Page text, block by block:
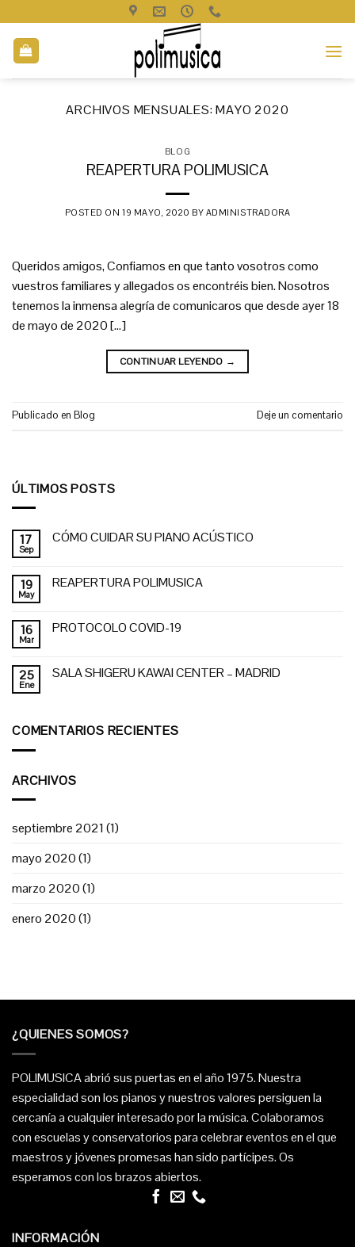
contenido
ARCHIVOS MENSUALES:MAYO 2020
BLOG
REAPERTURA POLIMUSICA
POSTED ON19 MAYO, 2020 BY ADMINISTRADORA
Queridos amigos, Confiamos en que tanto vosotros como
vuestros familiares y allegados os encontréis bien. Nosotros
tenemos la inmensa alegría de comunicaros que desde ayer 18
de mayo de 2020 […]
CONTINUAR LEYENDO →
Publicado en Blog Deje un comentario
ÚLTIMOS POSTS
17
Sep
CÓMO CUIDAR SU PIANO ACÚSTICO
19
May
REAPERTURA POLIMUSICA
16
Mar
PROTOCOLO COVID-19
25
Ene
SALA SHIGERU KAWAI CENTER – MADRID
COMENTARIOS RECIENTES
ARCHIVOS
septiembre 2021(1)
mayo 2020(1)
marzo 2020(1)
enero 2020(1)
¿QUIENES SOMOS?
POLIMUSICA abrió sus puertas en el año 1975. Nuestra
especialidad son los pianos y nuestros valores persiguen la
cercanía a cualquier interesado por la música. Colaboramos
con escuelas y conservatorios para celebrar eventos en el que
maestros y jóvenes promesas han sido partícipes. Os
esperamos con los brazos abiertos.
INFORMACIÓN